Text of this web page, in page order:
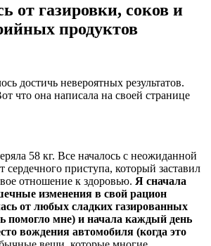
от газировки, соков и
продуктов
достичь невероятных результатов.
что она написала на своей странице
58 кг. Все началось с неожиданной
приступа, который заставил
отношение к здоровью. Я сначала
изменения в свой рацион
от любых сладких газированных
помогло мне) и начала каждый день
вождения автомобиля (когда это